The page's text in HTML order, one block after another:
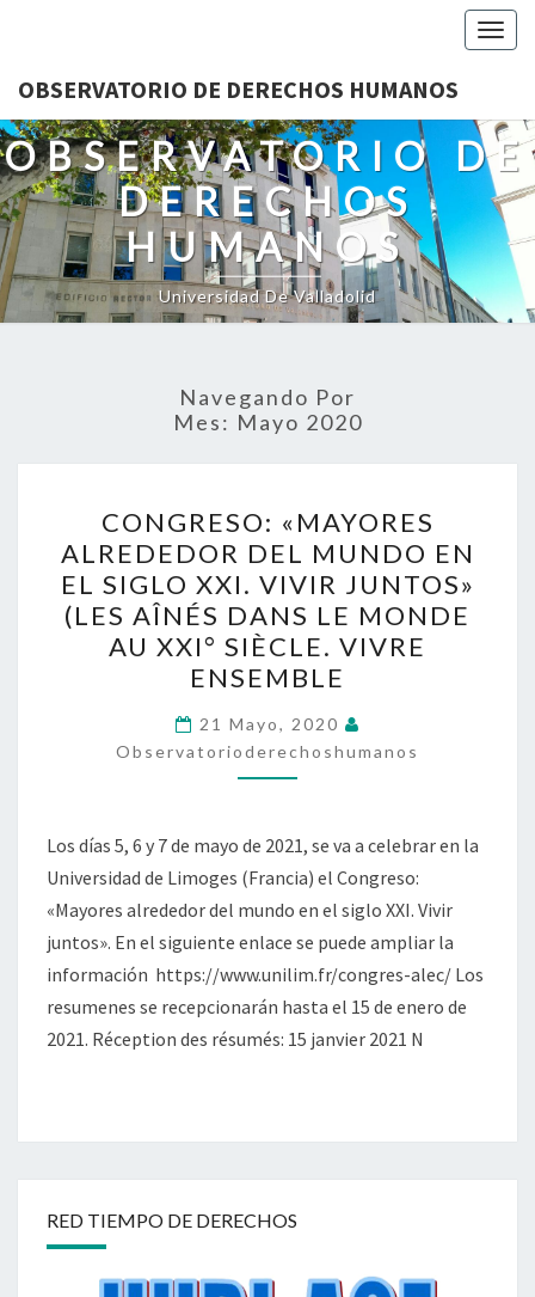
OBSERVATORIO DE DERECHOS HUMANOS
OBSERVATORIO DE
DERECHOS
HUMANOS
Universidad De Valladolid
Navegando Por
Mes: Mayo 2020
«MAYORES
ALREDEDOR
DEL
MUNDO
EN
EL
SIGLO
XXI.
(LES
AÎNÉS
DANS
LE
MONDE
AU
XXI°
ENSEMBLE
CONGRESO: «MAYORES
ALREDEDOR DEL MUNDO EN
EL SIGLO XXI. VIVIR JUNTOS»
(LES AÎNÉS DANS LE MONDE
AU XXI° SIÈCLE. VIVRE
ENSEMBLE
21 Mayo, 2020
Observatorioderechoshumanos
Los días 5, 6 y 7 de mayo de 2021, se va a celebrar en la
Universidad de Limoges (Francia) el Congreso:
«Mayores alrededor del mundo en el siglo XXI. Vivir
juntos». En el siguiente enlace se puede ampliar la
información https://www.unilim.fr/congres-alec/ Los
resumenes se recepcionarán hasta el 15 de enero de
2021. Réception des résumés: 15 janvier 2021 N
RED TIEMPO DE DERECHOS